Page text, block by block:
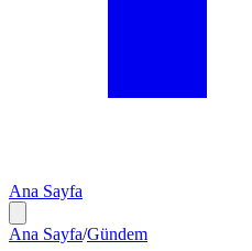
Ana Sayfa
Ana Sayfa/Gündem